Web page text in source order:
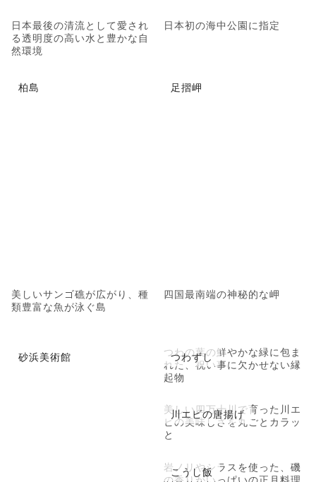
日本最後の清流として愛され
る透明度の高い水と豊かな自
然環境
日本初の海中公園に指定
柏島
美しいサンゴ礁が広がり、種
類豊富な魚が泳ぐ島
足摺岬
四国最南端の神秘的な岬
砂浜美術館 つわずし
つわの葉の鮮やかな緑に包ま
れた、祝い事に欠かせない縁
起物
川エビの唐揚げ
美しい四万十川で育った川エ
ビの美味しさを丸ごとカラッ
と
こうし飯
岩ノリやシラスを使った、磯